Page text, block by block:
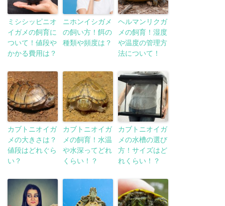
ミシシッピニオ
イガメの飼育に
ついて！値段や
かかる費用は？
ニホンイシガメ
の飼い方！餌の
種類や頻度は？
ヘルマンリクガ
メの飼育！湿度
や温度の管理方
法について！
カブトニオイガ
メの大きさは？
値段はどれぐら
い？
カブトニオイガ
メの飼育！水温
や水深ってどれ
くらい！？
カブトニオイガ
メの水槽の選び
方！サイズはど
れくらい！？